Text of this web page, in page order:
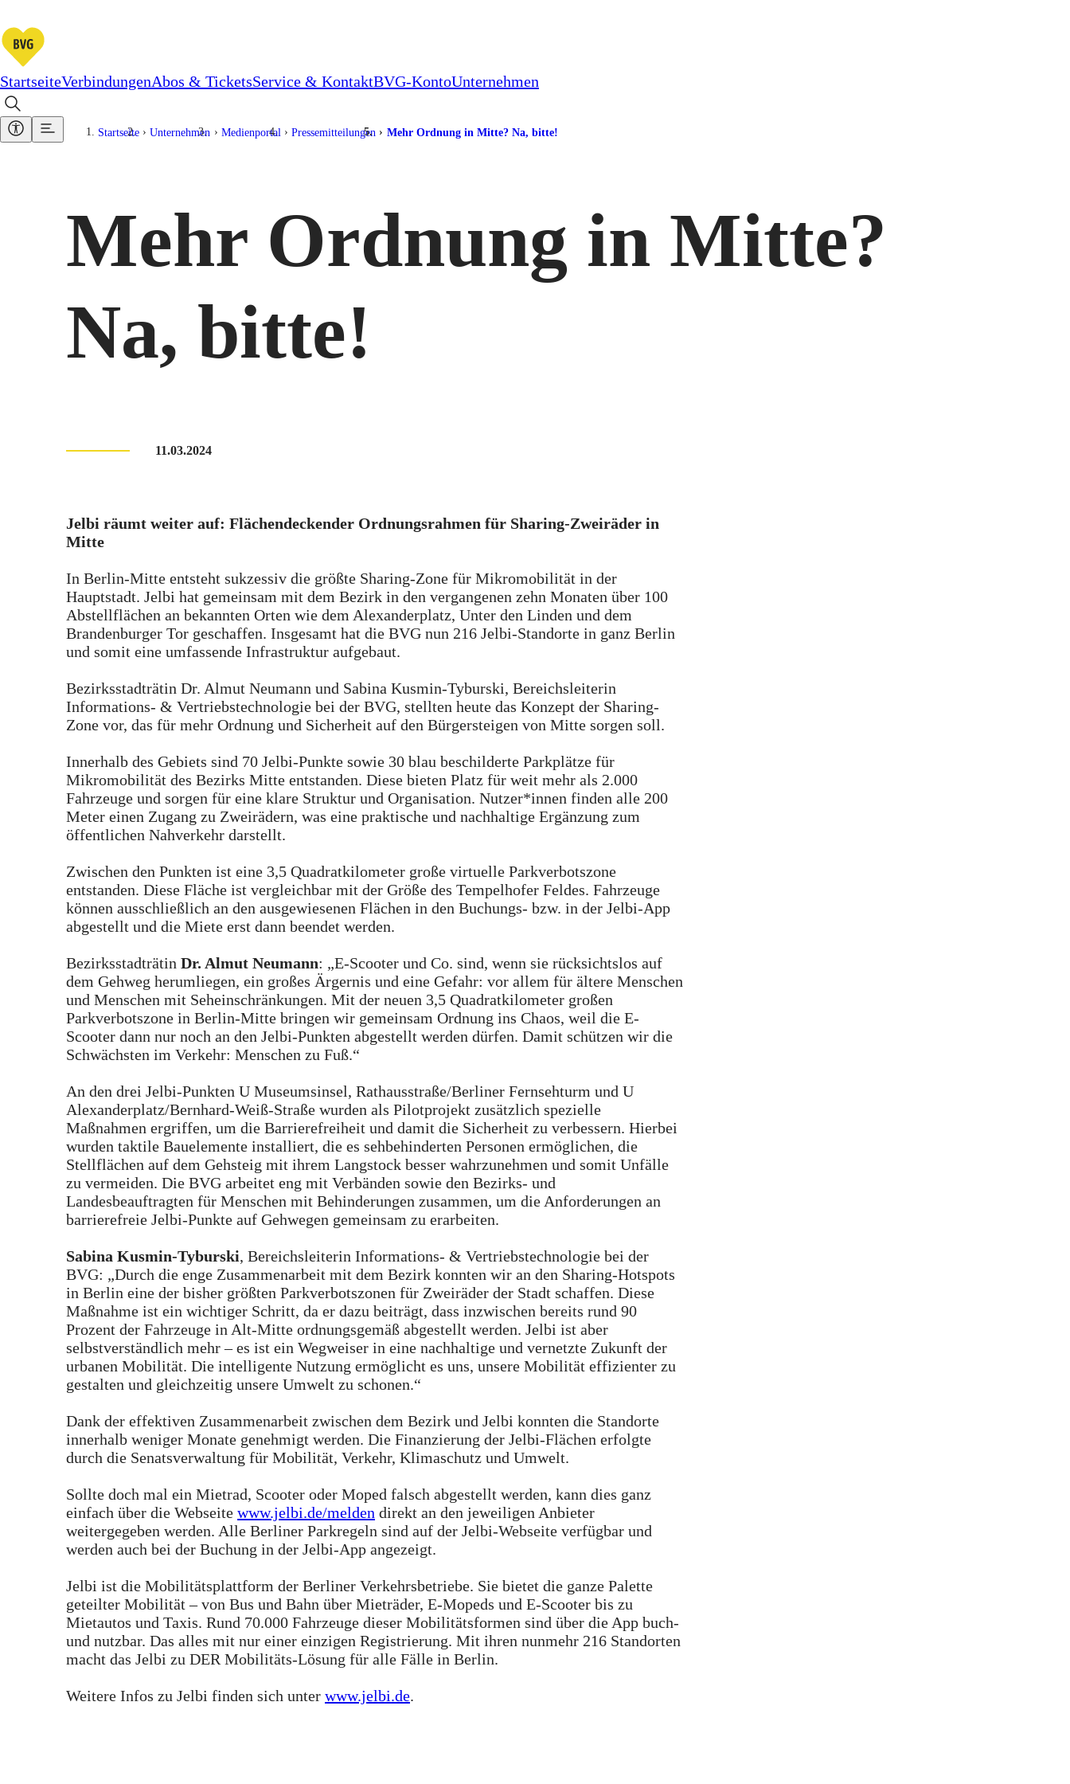
StartseiteVerbindungenAbos & TicketsService & KontaktBVG-KontoUnternehmen
Startseite Unternehmen Medienportal Pressemitteilungen Mehr Ordnung in Mitte? Na, bitte!
Mehr Ordnung in Mitte?
Na, bitte!
11.03.2024
Jelbi räumt weiter auf: Flächendeckender Ordnungsrahmen für Sharing-Zweiräder in
Mitte
In Berlin-Mitte entsteht sukzessiv die größte Sharing-Zone für Mikromobilität in der
Hauptstadt. Jelbi hat gemeinsam mit dem Bezirk in den vergangenen zehn Monaten über 100
Abstellflächen an bekannten Orten wie dem Alexanderplatz, Unter den Linden und dem
Brandenburger Tor geschaffen. Insgesamt hat die BVG nun 216 Jelbi-Standorte in ganz Berlin
und somit eine umfassende Infrastruktur aufgebaut.
Bezirksstadträtin Dr. Almut Neumann und Sabina Kusmin-Tyburski, Bereichsleiterin
Informations- & Vertriebstechnologie bei der BVG, stellten heute das Konzept der Sharing-
Zone vor, das für mehr Ordnung und Sicherheit auf den Bürgersteigen von Mitte sorgen soll.
Innerhalb des Gebiets sind 70 Jelbi-Punkte sowie 30 blau beschilderte Parkplätze für
Mikromobilität des Bezirks Mitte entstanden. Diese bieten Platz für weit mehr als 2.000
Fahrzeuge und sorgen für eine klare Struktur und Organisation. Nutzer*innen finden alle 200
Meter einen Zugang zu Zweirädern, was eine praktische und nachhaltige Ergänzung zum
öffentlichen Nahverkehr darstellt.
Zwischen den Punkten ist eine 3,5 Quadratkilometer große virtuelle Parkverbotszone
entstanden. Diese Fläche ist vergleichbar mit der Größe des Tempelhofer Feldes. Fahrzeuge
können ausschließlich an den ausgewiesenen Flächen in den Buchungs- bzw. in der Jelbi-App
abgestellt und die Miete erst dann beendet werden.
Bezirksstadträtin Dr. Almut Neumann: „E-Scooter und Co. sind, wenn sie rücksichtslos auf
dem Gehweg herumliegen, ein großes Ärgernis und eine Gefahr: vor allem für ältere Menschen
und Menschen mit Seheinschränkungen. Mit der neuen 3,5 Quadratkilometer großen
Parkverbotszone in Berlin-Mitte bringen wir gemeinsam Ordnung ins Chaos, weil die E-
Scooter dann nur noch an den Jelbi-Punkten abgestellt werden dürfen. Damit schützen wir die
Schwächsten im Verkehr: Menschen zu Fuß.“
An den drei Jelbi-Punkten U Museumsinsel, Rathausstraße/Berliner Fernsehturm und U
Alexanderplatz/Bernhard-Weiß-Straße wurden als Pilotprojekt zusätzlich spezielle
Maßnahmen ergriffen, um die Barrierefreiheit und damit die Sicherheit zu verbessern. Hierbei
wurden taktile Bauelemente installiert, die es sehbehinderten Personen ermöglichen, die
Stellflächen auf dem Gehsteig mit ihrem Langstock besser wahrzunehmen und somit Unfälle
zu vermeiden. Die BVG arbeitet eng mit Verbänden sowie den Bezirks- und
Landesbeauftragten für Menschen mit Behinderungen zusammen, um die Anforderungen an
barrierefreie Jelbi-Punkte auf Gehwegen gemeinsam zu erarbeiten.
Sabina Kusmin-Tyburski, Bereichsleiterin Informations- & Vertriebstechnologie bei der
BVG: „Durch die enge Zusammenarbeit mit dem Bezirk konnten wir an den Sharing-Hotspots
in Berlin eine der bisher größten Parkverbotszonen für Zweiräder der Stadt schaffen. Diese
Maßnahme ist ein wichtiger Schritt, da er dazu beiträgt, dass inzwischen bereits rund 90
Prozent der Fahrzeuge in Alt-Mitte ordnungsgemäß abgestellt werden. Jelbi ist aber
selbstverständlich mehr – es ist ein Wegweiser in eine nachhaltige und vernetzte Zukunft der
urbanen Mobilität. Die intelligente Nutzung ermöglicht es uns, unsere Mobilität effizienter zu
gestalten und gleichzeitig unsere Umwelt zu schonen.“
Dank der effektiven Zusammenarbeit zwischen dem Bezirk und Jelbi konnten die Standorte
innerhalb weniger Monate genehmigt werden. Die Finanzierung der Jelbi-Flächen erfolgte
durch die Senatsverwaltung für Mobilität, Verkehr, Klimaschutz und Umwelt.
Sollte doch mal ein Mietrad, Scooter oder Moped falsch abgestellt werden, kann dies ganz
einfach über die Webseite www.jelbi.de/melden direkt an den jeweiligen Anbieter
weitergegeben werden. Alle Berliner Parkregeln sind auf der Jelbi-Webseite verfügbar und
werden auch bei der Buchung in der Jelbi-App angezeigt.
Jelbi ist die Mobilitätsplattform der Berliner Verkehrsbetriebe. Sie bietet die ganze Palette
geteilter Mobilität – von Bus und Bahn über Mieträder, E-Mopeds und E-Scooter bis zu
Mietautos und Taxis. Rund 70.000 Fahrzeuge dieser Mobilitätsformen sind über die App buch-
und nutzbar. Das alles mit nur einer einzigen Registrierung. Mit ihren nunmehr 216 Standorten
macht das Jelbi zu DER Mobilitäts-Lösung für alle Fälle in Berlin.
Weitere Infos zu Jelbi finden sich unter www.jelbi.de.